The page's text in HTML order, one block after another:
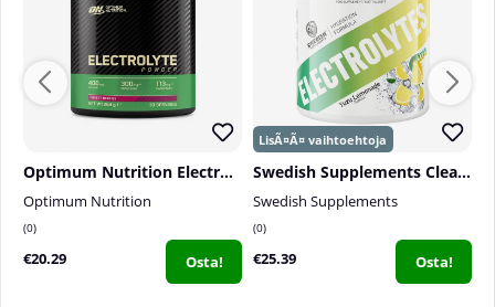
Optimum Nutrition Electrolyte Powder, 264 g
Optimum Nutrition
0
€20.29 Osta!
Swedish Supplements Clear Electrolytes, 240 g
Swedish Supplements
0
€25.39 Osta!